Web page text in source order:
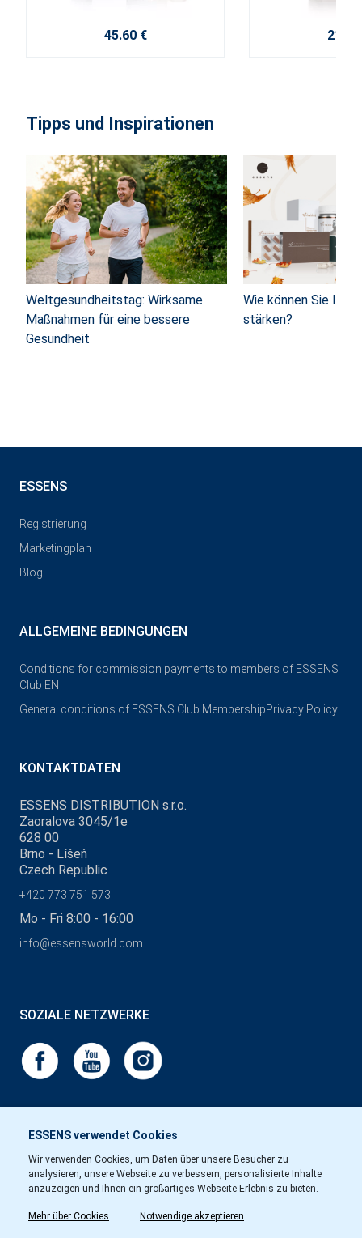
45.60 € 21.20
Tipps und Inspirationen
Weltgesundheitstag: Wirksame
Maßnahmen für eine bessere
Gesundheit
Wie können Sie Ihre
stärken?
ESSENS verwendet Cookies
Wir verwenden Cookies, um Daten über unsere Besucher zu
analysieren, unsere Webseite zu verbessern, personalisierte Inhalte
anzuzeigen und Ihnen ein großartiges Webseite-Erlebnis zu bieten.
Mehr über Cookies Notwendige akzeptieren
ESSENS
Registrierung
Marketingplan
Blog
ALLGEMEINE BEDINGUNGEN
Conditions for commission payments to members of ESSENS
Club EN
General conditions of ESSENS Club MembershipPrivacy Policy
KONTAKTDATEN
ESSENS DISTRIBUTION s.r.o.
Zaoralova 3045/1e
628 00
Brno - Líšeň
Czech Republic
+420 773 751 573
Mo - Fri 8:00 - 16:00
info@essensworld.com
SOZIALE NETZWERKE